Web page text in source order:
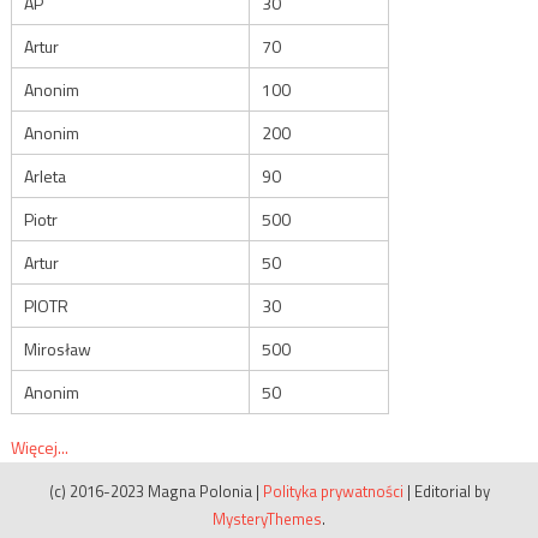
Artur
70
Anonim
100
Anonim
200
Arleta
90
Piotr
500
Artur
50
PIOTR
30
Mirosław
500
Anonim
50
Więcej...
(c) 2016-2023 Magna Polonia | Polityka prywatności | Editorial by
MysteryThemes.